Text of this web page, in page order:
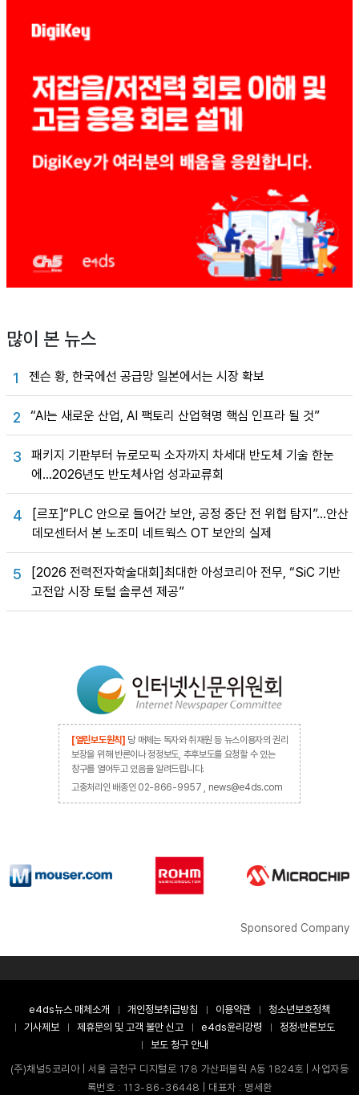
많이 본 뉴스
1 젠슨 황, 한국에선 공급망 일본에서는 시장 확보
2 “AI는 새로운 산업, AI 팩토리 산업혁명 핵심 인프라 될 것”
3
패키지 기판부터 뉴로모픽 소자까지 차세대 반도체 기술 한눈
에…2026년도 반도체사업 성과교류회
4
[르포]“PLC 안으로 들어간 보안, 공정 중단 전 위협 탐지”…안산
데모센터서 본 노조미 네트웍스 OT 보안의 실제
5
[2026 전력전자학술대회]최대한 아성코리아 전무, “SiC 기반
고전압 시장 토털 솔루션 제공”
[열린보도원칙] 당 매체는 독자와 취재원 등 뉴스이용자의 권리
보장을 위해 반론이나 정정보도, 추후보도를 요청할 수 있는
창구를 열어두고 있음을 알려드립니다.
고충처리인 배종인 02-866-9957 , news@e4ds.com
Sponsored Company
e4ds뉴스 매체소개 개인정보취급방침 이용약관
청소년보호정책
기사제보
제휴문의 및 고객 불만 신고 e4ds윤리강령
정정·반론보도
보도 청구 안내
(주)채널5코리아 | 서울 금천구 디지털로 178 가산퍼블릭 A동 1824호 | 사업자등
록번호 : 113-86-36448 | 대표자 : 명세환